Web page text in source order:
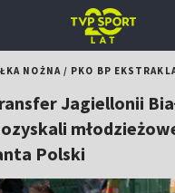
NOŻNA/ PKO BP
Jagiellonii
Polski